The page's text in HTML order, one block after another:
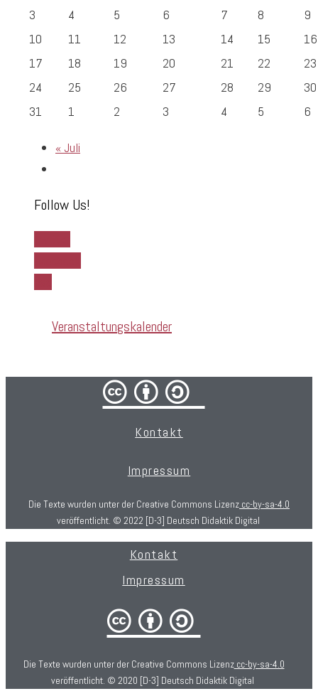
3
4 5 6 7 8
9
10
11 12 13 14 15
16
17
18 19 20 21 22
23
24
25 26 27 28 29
30
31
1 2 3 4 5 6
« Juli
Follow Us!
Veranstaltungskalender
cba/
Kontakt
Impressum
Die Texte wurden unter der Creative Commons Lizenz cc-by-sa-4.0
veröffentlicht. © 2022 [D-3] Deutsch Didaktik Digital
Kontakt
Impressum
cba
Die Texte wurden unter der Creative Commons Lizenzcc-by-sa-4.0
veröffentlicht. © 2020 [D-3] Deutsch Didaktik Digital